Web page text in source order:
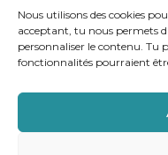
Nous utilisons des cookies
acceptant, tu nous permets
personnaliser le contenu. Tu
fonctionnalités pourraient